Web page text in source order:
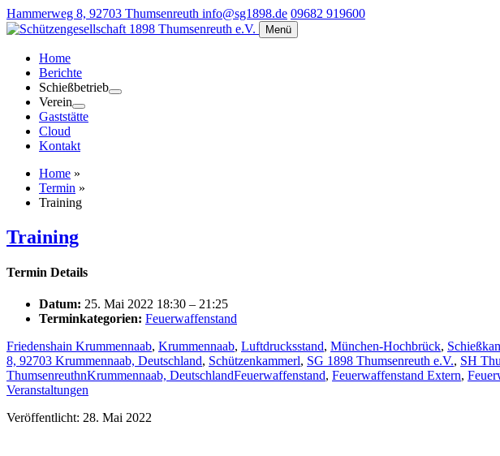
Hammerweg 8, 92703 Thumsenreuth info@sg1898.de 09682 919600
Menü
Home
Berichte
Schießbetrieb
Verein
Gaststätte
Cloud
Kontakt
Home »
Termin »
Training
Training
Termin Details
Datum: 25. Mai 2022 18:30 – 21:25
Terminkategorien: Feuerwaffenstand
Friedenshain Krummennaab, Krummennaab, Luftdrucksstand, München-Hochbrück,
8, 92703 Krummennaab, Deutschland, Schützenkammerl, SG 1898 Thumsenreuth e.V., SH
ThumsenreuthnKrummennaab, DeutschlandFeuerwaffenstand, Feuerwaffenstand Extern,
Veranstaltungen
Veröffentlicht: 28. Mai 2022